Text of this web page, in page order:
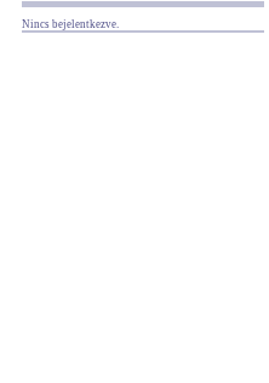
Nincs bejelentkezve.